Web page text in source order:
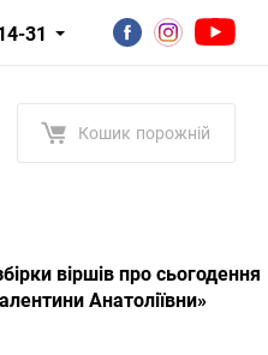
31
Кошик порожній
віршів про сьогодення
Анатоліївни»